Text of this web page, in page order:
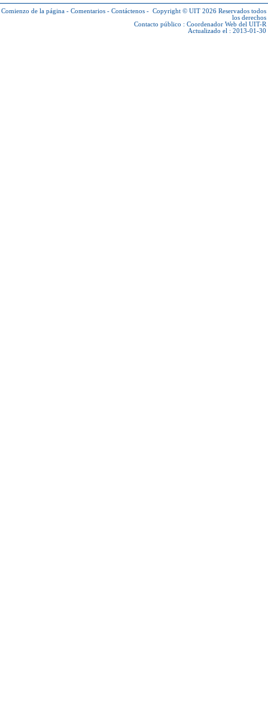
Comienzo de la página - Comentarios - Contáctenos - Copyright © UIT 2026 Reservados todos
los derechos
Contacto público : Coordenador Web del UIT-R
Actualizado el : 2013-01-30